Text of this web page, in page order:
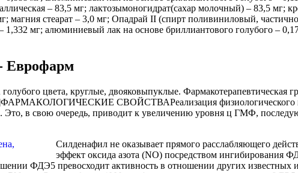
– 83,5 мг; лактозымоногидрат(сахар молочный) – 83,5 мг;
магния стеарат – 3,0 мг; Опадрай II (спирт поливиниловый,
1,332 мг; алюминиевый лак на основе бриллиантового голубого –
Еврофарм
цвета, круглые, двояковыпуклые. Фармакотерапевтическая
СВОЙСТВАРеализация физиологического
Это, в свою очередь, приводит к увеличению уровня ц ГМФ,
Силденафил не оказывает прямого расслабляющего
эффект оксида азота (NO) посредством ингибирования
ФДЭ5 превосходит активность в отношении других